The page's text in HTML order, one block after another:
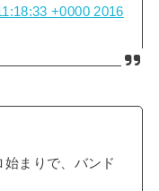
+0000 2016
まりで、バンド